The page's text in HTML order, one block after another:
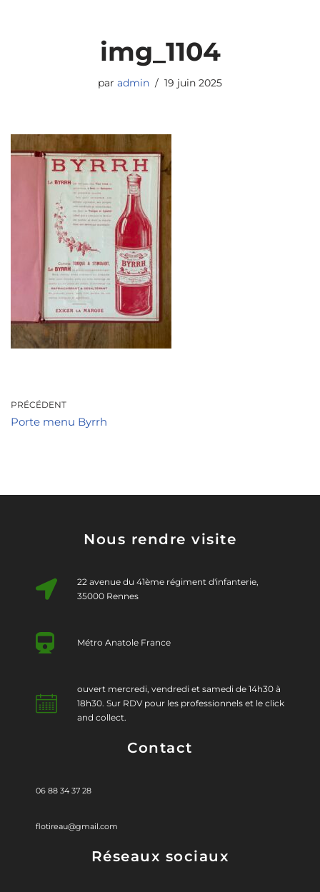
img_1104
par admin 19 juin 2025
PRÉCÉDENT
Porte menu Byrrh
Nous rendre visite
22 avenue du 41ème régiment d'infanterie,
35000 Rennes
Métro Anatole France
ouvert mercredi, vendredi et samedi de 14h30 à
18h30. Sur RDV pour les professionnels et le click
and collect.
Contact
06 88 34 37 28
flotireau@gmail.com
Réseaux sociaux